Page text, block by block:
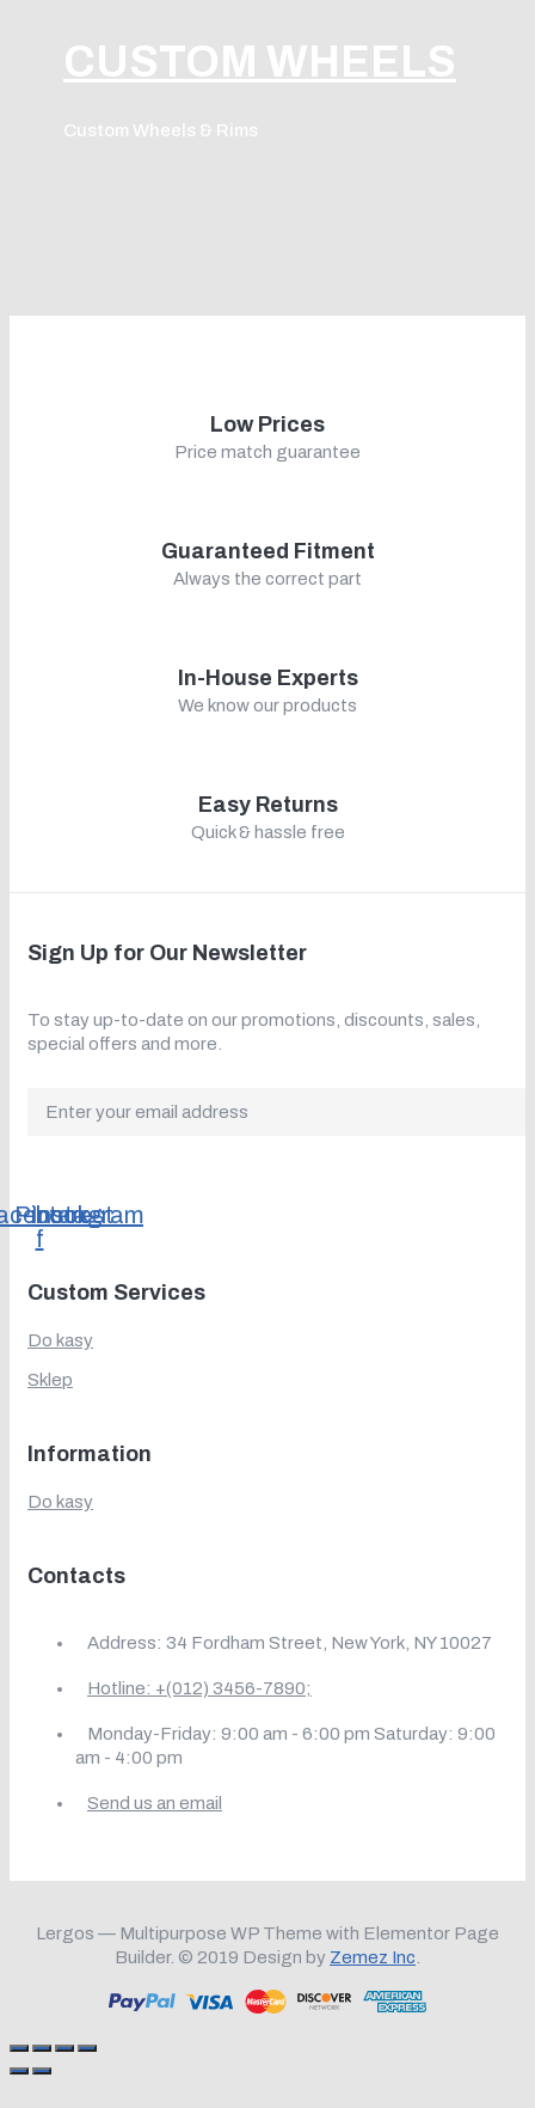
CUSTOM WHEELS
Custom Wheels & Rims
Low Prices
Price match guarantee
Guaranteed Fitment
Always the correct part
In-House Experts
We know our products
Easy Returns
Quick & hassle free
Sign Up for Our Newsletter
To stay up-to-date on our promotions, discounts, sales,
special offers and more.
f
Pinterest
Instagram
Custom Services
Do kasy
Sklep
Information
Do kasy
Contacts
Address: 34 Fordham Street, New York, NY 10027
Hotline: +(012) 3456-7890;
Monday-Friday: 9:00 am - 6:00 pm Saturday: 9:00
am - 4:00 pm
Send us an email
Lergos — Multipurpose WP Theme with Elementor Page
Builder. © 2019 Design by Zemez Inc.